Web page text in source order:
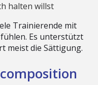
halten willst
Trainierende mit
Es unterstützt
meist die Sättigung.